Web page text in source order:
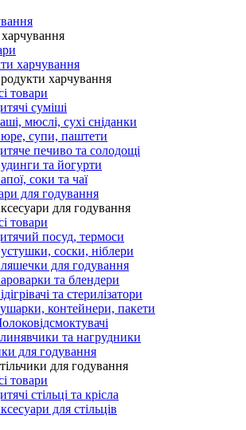
харчування
харчування
товари
суміші
мюслі, сухі сніданки
супи, паштети
печиво та солодощі
та йогурти
соки та чаї
для годування
для годування
товари
посуд, термоси
соски, ніблери
для годування
та блендери
та стерилізатори
контейнери, пакети
та нагрудники
для годування
для годування
товари
стільці та крісла
для стільців